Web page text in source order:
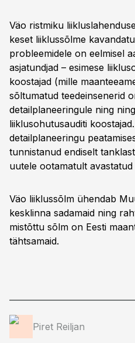
Väo ristmiku
keset liiklussõlme
probleemidele on eelmisel
asjatundjad – esimese
koostajad (mille
sõltumatud teedeinsenerid
detailplaneeringule ning
liiklusohutusauditi
detailplaneeringu
tunnistanud endiselt
uutele ootamatult
Väo liiklussõlm ühendab
kesklinna sadamaid ning
mistõttu sõlm on Eesti
tähtsamaid.
Piret Reiljan